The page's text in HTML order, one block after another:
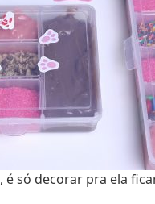
é só decorar pra ela